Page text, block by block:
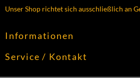
Unser Shop richtet sich ausschließlich an
Informationen
Service / Kontakt